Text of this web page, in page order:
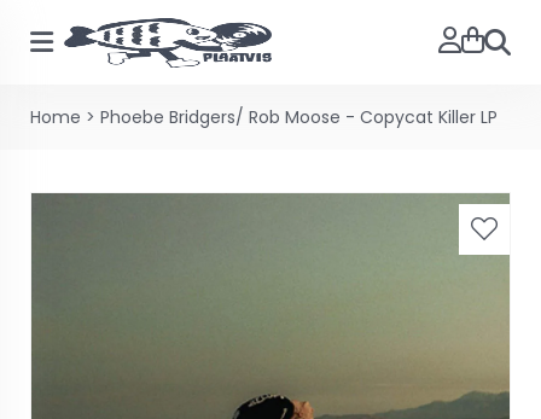
Home > Phoebe Bridgers/ Rob Moose - Copycat Killer LP